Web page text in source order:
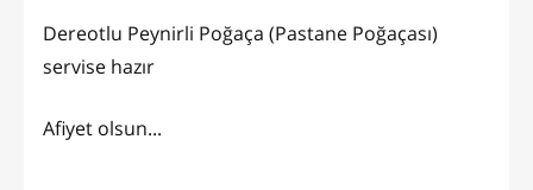
Dereotlu Peynirli Poğaça (Pastane Poğaçası)
servise hazır
Afiyet olsun...